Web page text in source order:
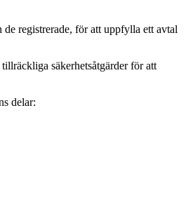
registrerade, för att uppfylla ett avtal
säkerhetsåtgärder för att
delar: